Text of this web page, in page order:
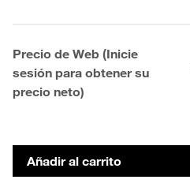
Precio de Web (Inicie
sesión para obtener su
precio neto)
Añadir al carrito